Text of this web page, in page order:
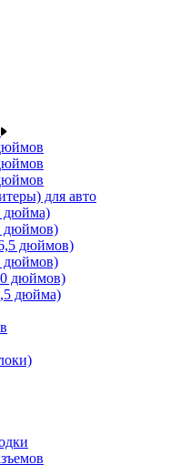
для авто
дюйма)
дюймов)
дюймов)
дюймов)
дюймов)
дюйма)